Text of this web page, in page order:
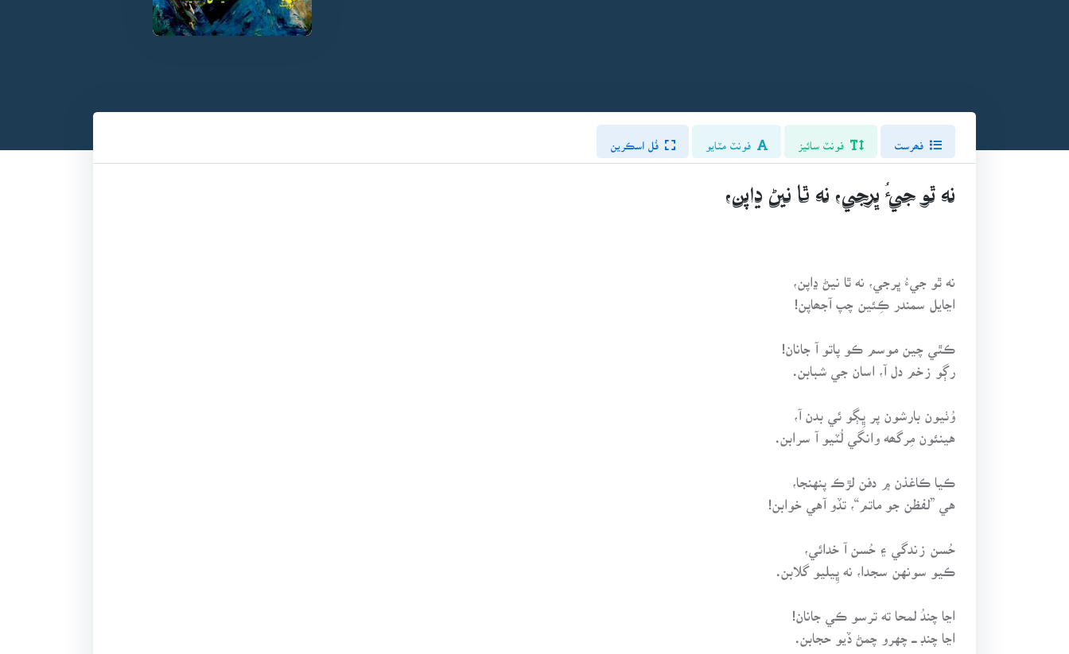
فونٽ سائيز فونٽ مٽايو فُل اسڪرين
نه ٿو جيءُ ڀرجي، نه ٿا نيڻ ڍاپن،
نه ٿو جيءُ ڀرجي، نه ٿا نيڻ ڍاپن،
اڃايل سمندر ڪِئين چپ آجھاپن!
ڪٿي چين موسم ڪو پاتو آ جانان!
رڳو زخم دل آ، اسان جي شبابن.
وُٺيون بارشون پر ڀِڳو ئي بدن آ،
هينئون مِرگھه وانگي لُٽيو آ سرابن.
ڪيا ڪاغذن ۾ دفن لڙڪ پنهنجا،
هي ”لفظن جو ماتم“، تڏو آهي خوابن!
حُسن زندگي ۽ حُسن آ خدائي،
ڪيو سونهن سجدا، نه ڀِيليو گلابن.
اڃا چندُ لمحا ته ترسو ڪي جانان!
اڃا چنڊ ـــ چهرو چمڻ ڏيو حجابن.